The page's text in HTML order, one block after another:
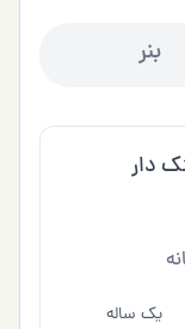
بنر
دار
یک ساله